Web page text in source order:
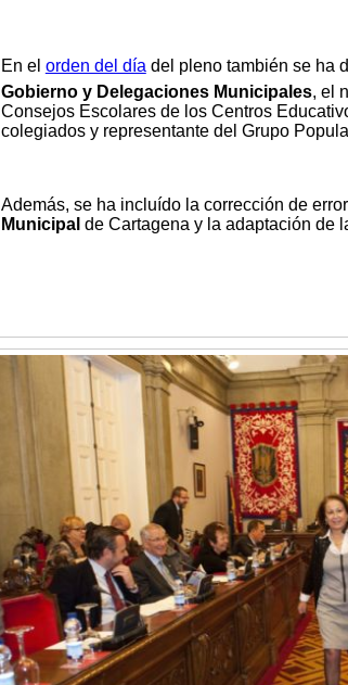
En el orden del día del pleno también se ha
Gobierno y Delegaciones Municipales, el
Consejos Escolares de los Centros
colegiados y representante del Grupo
Además, se ha incluído la corrección de
Municipal de Cartagena y la adaptación de